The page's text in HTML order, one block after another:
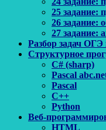
25 задание:
26 задание:
27 задание:
Разбор задач
Структурное
C# (sharp)
Pascal
Pascal
С++
Python
Веб-
HTML